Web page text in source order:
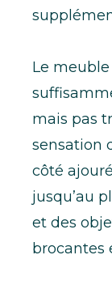
Le
mais pas
sensation
côté
jusqu’au
et des
brocantes